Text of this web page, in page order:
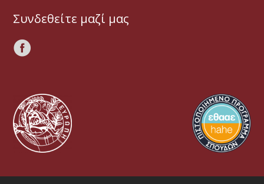
Συνδεθείτε μαζί μας